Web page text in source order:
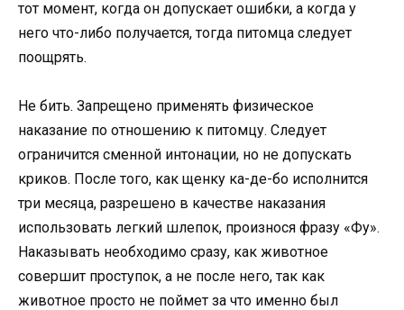
тот момент, когда он допускает ошибки, а когда у
него что-либо получается, тогда питомца следует
поощрять.
Не бить. Запрещено применять физическое
наказание по отношению к питомцу. Следует
ограничится сменной интонации, но не допускать
криков. После того, как щенку ка-де-бо исполнится
три месяца, разрешено в качестве наказания
использовать легкий шлепок, произнося фразу «Фу».
Наказывать необходимо сразу, как животное
совершит проступок, а не после него, так как
животное просто не поймет за что именно был